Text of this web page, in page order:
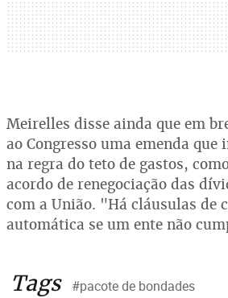
Meirelles disse ainda que em
ao Congresso uma emenda que
na regra do teto de gastos,
acordo de renegociação das
com a União. "Há cláusulas de
automática se um ente não
Tags #pacote de bondades